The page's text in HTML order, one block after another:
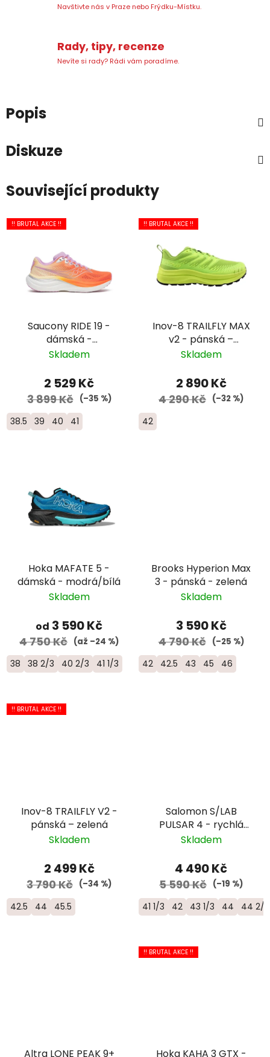
Navštivte nás v Praze nebo Frýdku-Místku.
Rady, tipy, recenze
Nevíte si rady? Rádi vám poradíme.
Popis
Diskuze
Související produkty
!! BRUTAL AKCE !!
Saucony RIDE 19 -
dámská -
oranžová/bílá
Skladem
2 529 Kč
3 899 Kč (–35 %)
38.5 39 40 41
!! BRUTAL AKCE !!
Inov-8 TRAILFLY MAX
v2 - pánská –
žlutozelená
Skladem
2 890 Kč
4 290 Kč (–32 %)
42
Hoka MAFATE 5 -
dámská - modrá/bílá
Skladem
od 3 590 Kč
4 750 Kč (až –24 %)
38 38 2/3 40 2/3 41 1/3
Brooks Hyperion Max
3 - pánská - zelená
Skladem
3 590 Kč
4 790 Kč (–25 %)
42 42.5 43 45 46
!! BRUTAL AKCE !!
Inov-8 TRAILFLY V2 -
pánská – zelená
Skladem
2 499 Kč
3 790 Kč (–34 %)
42.5 44 45.5
Salomon S/LAB
PULSAR 4 - rychlá
trailová běžecká bota
Skladem
4 490 Kč
5 590 Kč (–19 %)
41 1/3 42 43 1/3 44 44 2/3
Altra LONE PEAK 9+
!! BRUTAL AKCE !!
Hoka KAHA 3 GTX -